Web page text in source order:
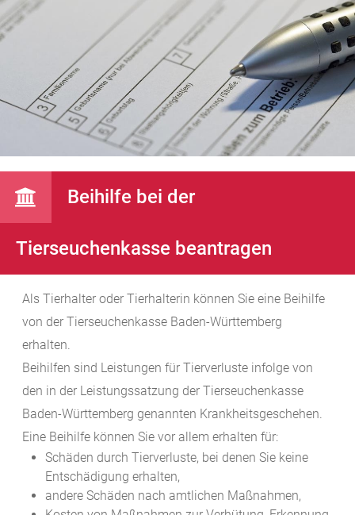
Beihilfe bei der
Tierseuchenkasse beantragen
Als Tierhalter oder Tierhalterin können Sie eine Beihilfe
von der Tierseuchenkasse Baden-Württemberg
erhalten.
Beihilfen sind Leistungen für Tierverluste infolge von
den in der Leistungssatzung der Tierseuchenkasse
Baden-Württemberg genannten Krankheitsgeschehen.
Eine Beihilfe können Sie vor allem erhalten für:
Schäden durch Tierverluste, bei denen Sie keine
Entschädigung erhalten,
andere Schäden nach amtlichen Maßnahmen,